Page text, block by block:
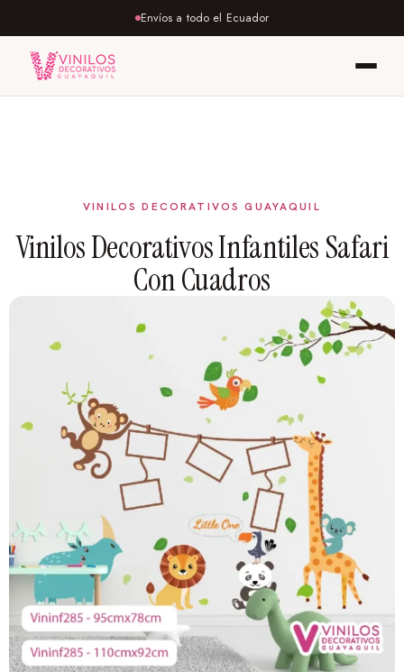
Envíos a todo el Ecuador
Vinilos Decorativos Infantiles Safari
Con Cuadros